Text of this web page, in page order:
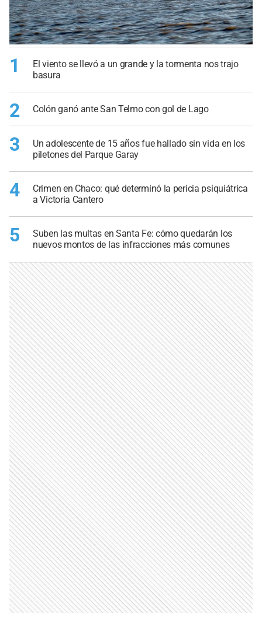
1
El viento se llevó a un grande y la tormenta nos trajo
basura
2 Colón ganó ante San Telmo con gol de Lago
3
Un adolescente de 15 años fue hallado sin vida en los
piletones del Parque Garay
4
Crimen en Chaco: qué determinó la pericia psiquiátrica
a Victoria Cantero
5
Suben las multas en Santa Fe: cómo quedarán los
nuevos montos de las infracciones más comunes